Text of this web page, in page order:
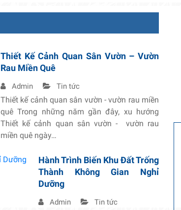
Thiết Kế Cảnh Quan Sân Vườn – Vườn
Rau Miền Quê
Admin Tin tức
Thiết kế cảnh quan sân vườn - vườn rau miền
quê Trong những năm gần đây, xu hướng
Thiết kế cảnh quan sân vườn - vườn rau
miền quê ngày…
Hành Trình Biến Khu Đất Trống
Thành Không Gian Nghỉ
Dưỡng
Admin Tin tức